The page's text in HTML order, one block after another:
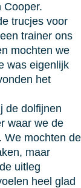
Cooper.
trucjes voor
trainer ons
mochten we
was eigenlijk
het
de dolfijnen
waar we de
We mochten de
maar
uitleg
heel glad